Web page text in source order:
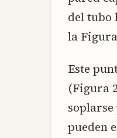
del tubo
la
Este
(Figura
pueden